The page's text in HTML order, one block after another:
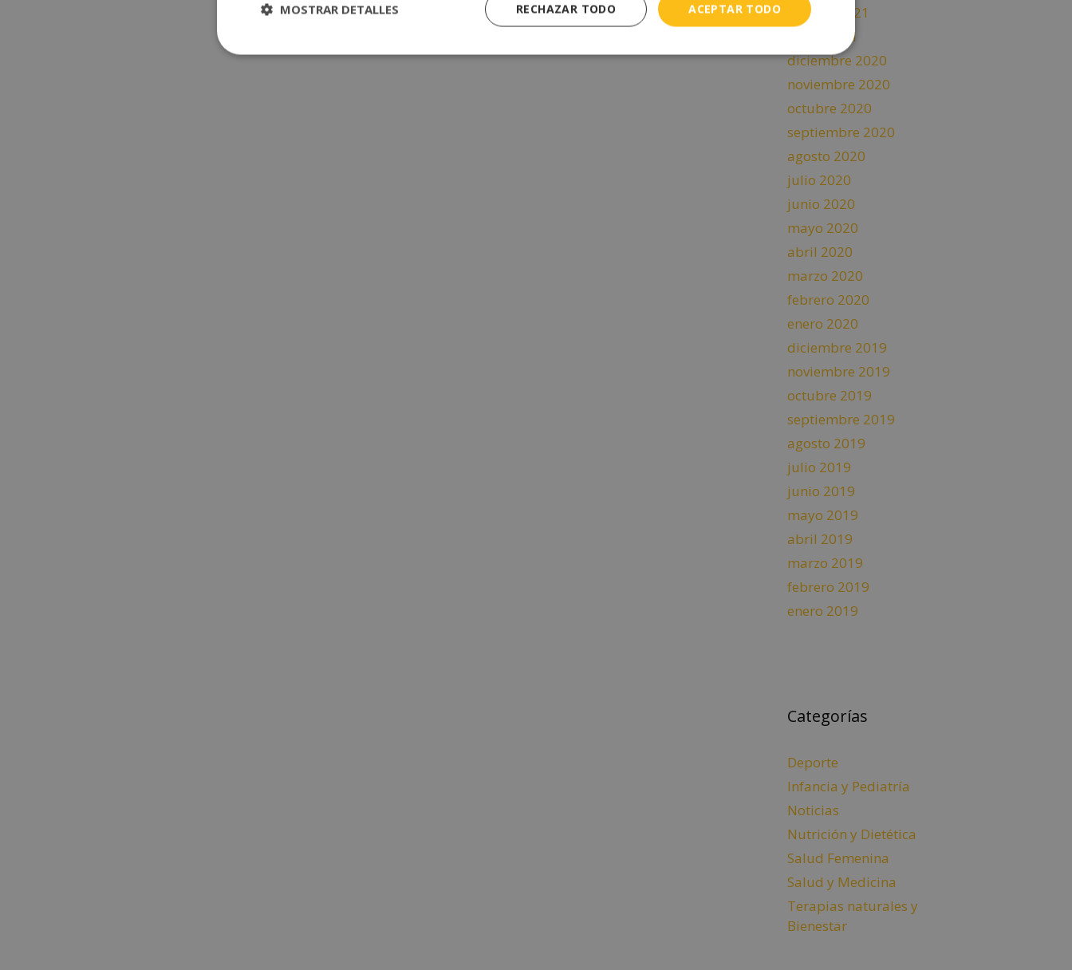
febrero 2021
enero 2021
diciembre 2020
noviembre 2020
octubre 2020
septiembre 2020
agosto 2020
julio 2020
junio 2020
mayo 2020
abril 2020
marzo 2020
febrero 2020
enero 2020
diciembre 2019
noviembre 2019
octubre 2019
septiembre 2019
agosto 2019
julio 2019
junio 2019
mayo 2019
abril 2019
marzo 2019
febrero 2019
enero 2019
Categorías
Deporte
Infancia y Pediatría
Noticias
Nutrición y Dietética
Salud Femenina
Salud y Medicina
Terapias naturales y
Bienestar
ACEPTAR TODO
RECHAZAR TODO
MOSTRAR DETALLES